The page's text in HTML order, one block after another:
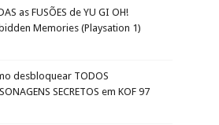
as FUSÕES de YU GI OH!
Memories (Playsation 1)
desbloquear TODOS
SECRETOS em KOF 97